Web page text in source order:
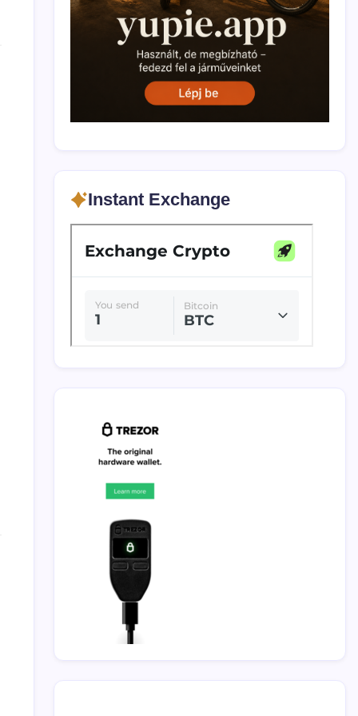
Instant Exchange